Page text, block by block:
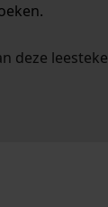
deze